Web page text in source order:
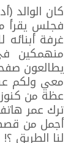
كان الوالد
فجلس
غرفة
منهمكين
يطالعون
معي ولكم
عظة من كنوز
ترك عمر
أجمل من
لنا الطريق ؟!